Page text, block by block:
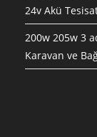
24v Akü
200w 205w 3
Karavan ve